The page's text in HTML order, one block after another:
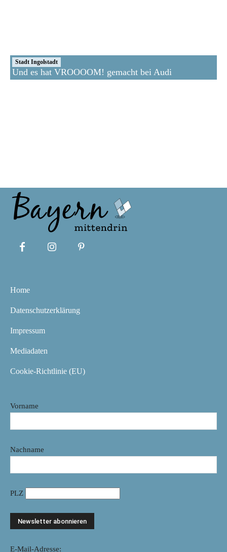
Stadt Ingolstadt
Und es hat VROOOOM! gemacht bei Audi
Home
Datenschutzerklärung
Impressum
Mediadaten
Cookie-Richtlinie (EU)
Vorname
Nachname
PLZ
E-Mail-Adresse: